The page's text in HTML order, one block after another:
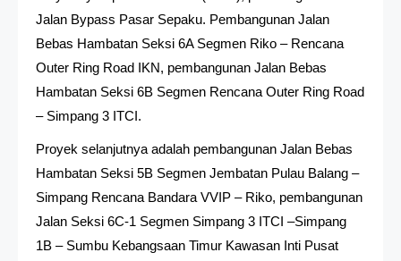
Jalan Bypass Pasar Sepaku. Pembangunan Jalan
Bebas Hambatan Seksi 6A Segmen Riko – Rencana
Outer Ring Road IKN, pembangunan Jalan Bebas
Hambatan Seksi 6B Segmen Rencana Outer Ring Road
– Simpang 3 ITCI.
Proyek selanjutnya adalah pembangunan Jalan Bebas
Hambatan Seksi 5B Segmen Jembatan Pulau Balang –
Simpang Rencana Bandara VVIP – Riko, pembangunan
Jalan Seksi 6C-1 Segmen Simpang 3 ITCI –Simpang
1B – Sumbu Kebangsaan Timur Kawasan Inti Pusat